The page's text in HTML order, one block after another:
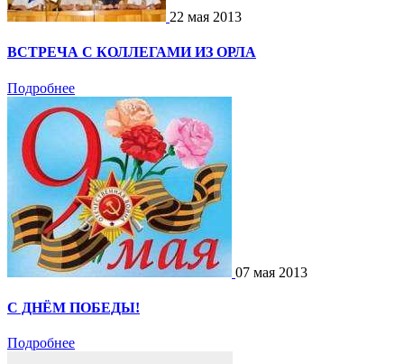
22 мая 2013
ВСТРЕЧА С КОЛЛЕГАМИ ИЗ ОРЛА
Подробнее
07 мая 2013
С ДНЁМ ПОБЕДЫ!
Подробнее